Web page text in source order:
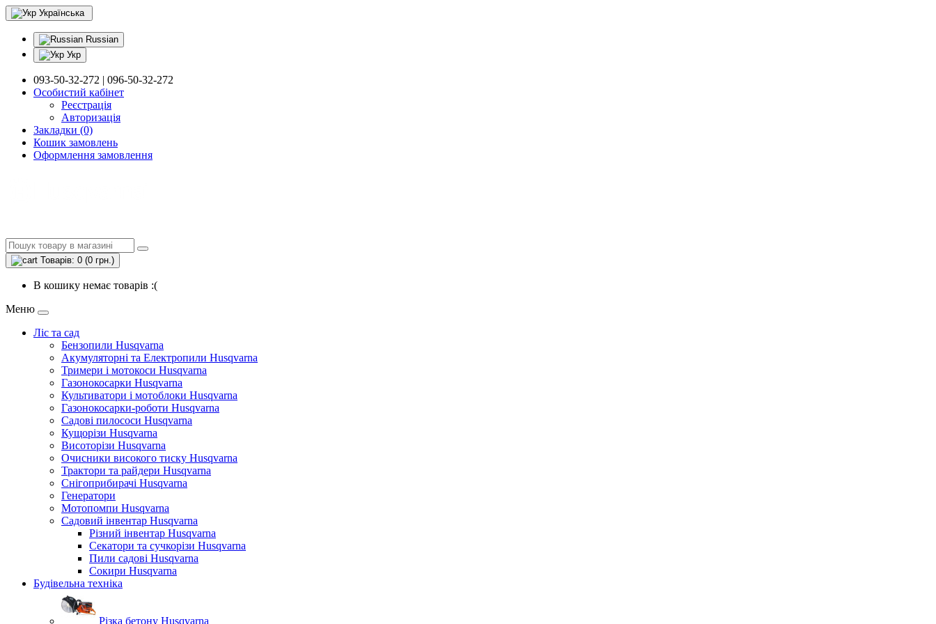
Українська
Russian
Укр
093-50-32-272 | 096-50-32-272
Особистий кабінет
Реєстрація
Авторизація
Закладки (0)
Кошик замовлень
Оформлення замовлення
Товарів: 0 (0 грн.)
В кошику немає товарів :(
Меню
Ліс та сад
Бензопили Husqvarna
Акумуляторні та Електропили Husqvarna
Тримери і мотокоси Husqvarna
Газонокосарки Husqvarna
Культиватори і мотоблоки Husqvarna
Газонокосарки-роботи Husqvarna
Садові пилососи Husqvarna
Кущорізи Husqvarna
Висоторізи Husqvarna
Очисники високого тиску Husqvarna
Трактори та райдери Husqvarna
Снігоприбирачі Husqvarna
Генератори
Мотопомпи Husqvarna
Садовий інвентар Husqvarna
Різний інвентар Husqvarna
Секатори та сучкорізи Husqvarna
Пили садові Husqvarna
Сокири Husqvarna
Будівельна техніка
Різка бетону Husqvarna